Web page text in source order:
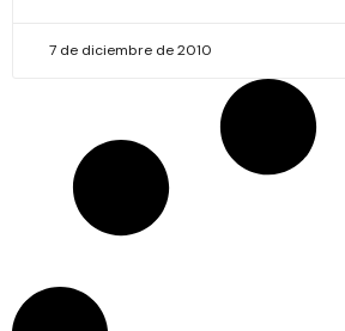
7 de diciembre de 2010